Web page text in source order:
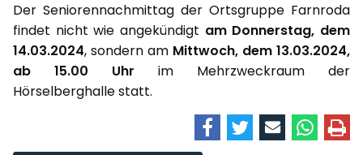
Der Seniorennachmittag der Ortsgruppe Farnroda
findet nicht wie angekündigt am Donnerstag, dem
14.03.2024, sondern am Mittwoch, dem 13.03.2024,
ab 15.00 Uhr im Mehrzweckraum der
Hörselberghalle statt.